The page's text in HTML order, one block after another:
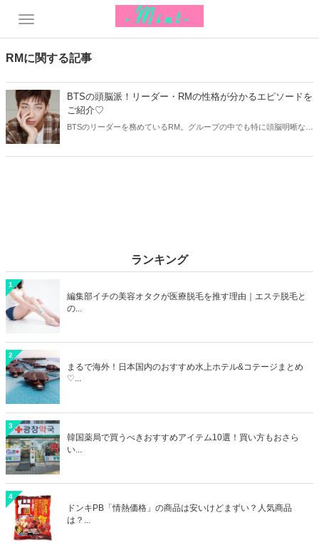
RMに関する記事
BTSの頭脳派！リーダー・RMの性格が分かるエピソードを
ご紹介♡
BTSのリーダーを務めているRM。グループの中でも特に頭脳明晰なメ
ランキング
1
編集部イチの美容オタクが医療脱毛を推す理由｜エステ脱毛と
の...
2
まるで海外！日本国内のおすすめ水上ホテル&コテージまとめ
♡...
3
韓国薬局で買うべきおすすめアイテム10選！買い方もおさら
い...
4
ドンキPB「情熱価格」の商品は安いけどまずい？人気商品
は？...